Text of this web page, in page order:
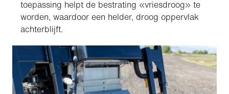
toepassing helpt de bestrating «vriesdroog» te
worden, waardoor een helder, droog oppervlak
achterblijft.